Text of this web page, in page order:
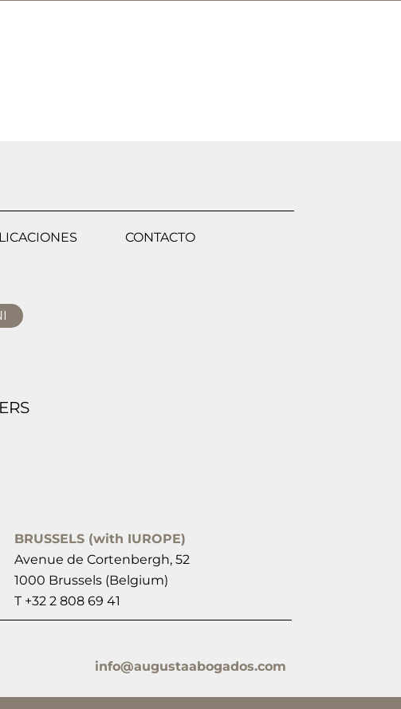
CONTACTO
BRUSSELS (with IUROPE)
Avenue de Cortenbergh, 52
1000 Brussels (Belgium)
T +32 2 808 69 41
info@augustaabogados.com